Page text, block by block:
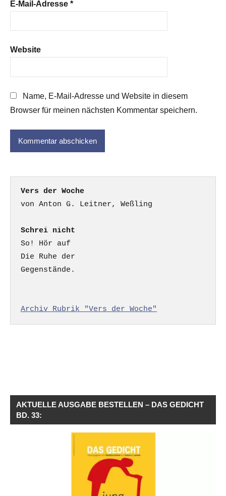
E-Mail-Adresse *
Website
Name, E-Mail-Adresse und Website in diesem
Browser für meinen nächsten Kommentar speichern.
Vers der Woche
Schrei nicht
So! Hör auf
Die Ruhe der
Gegenstände.
Archiv Rubrik "Vers der Woche"
AKTUELLE AUSGABE BESTELLEN – DAS GEDICHT
BD. 33: